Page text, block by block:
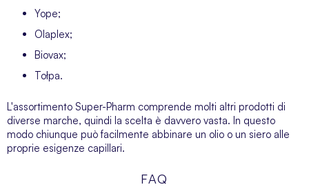
Yope;
Olaplex;
Biovax;
Tołpa.
L'assortimento Super-Pharm comprende molti altri prodotti di
diverse marche, quindi la scelta è davvero vasta. In questo
modo chiunque può facilmente abbinare un olio o un siero alle
proprie esigenze capillari.
FAQ